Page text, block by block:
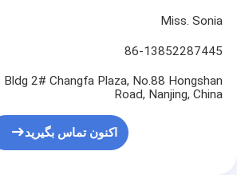
Miss. Sonia
86-13852287445
Bldg 2# Changfa Plaza, No.88 Hongshan
Road, Nanjing, China
اکنون تماس بگیرید